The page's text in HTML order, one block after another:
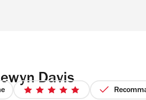
Davis
5